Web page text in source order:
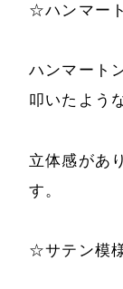
☆ハンマー
ハンマート
叩いたよう
立体感があ
す。
☆サテン模